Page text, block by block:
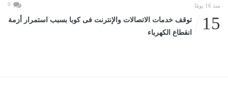
منذ 16 يومًا 0
15
توقف خدمات الاتصالات والإنترنت فى كوبا بسبب استمرار أزمة
انقطاع الكهرباء